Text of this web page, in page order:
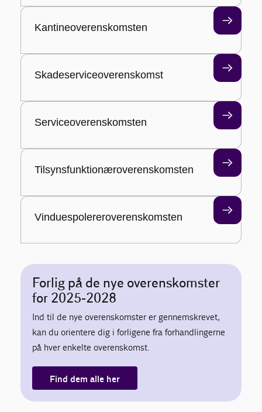
Kantineoverenskomsten
Skadeserviceoverenskomst
Serviceoverenskomsten
Tilsynsfunktionæroverenskomsten
Vinduespolereroverenskomsten
Forlig på de nye overenskomster
for 2025-2028
Ind til de nye overenskomster er gennemskrevet,
kan du orientere dig i forligene fra forhandlingerne
på hver enkelte overenskomst.
Find dem alle her